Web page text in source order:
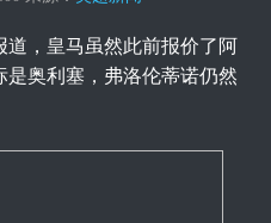
，皇马虽然此前报价了阿
奥利塞，弗洛伦蒂诺仍然